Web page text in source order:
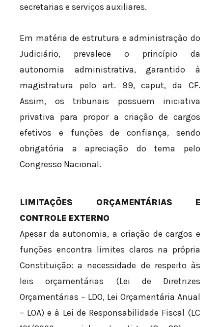
secretarias e serviços auxiliares.
Em matéria de estrutura e administração do
Judiciário, prevalece o princípio da
autonomia administrativa, garantido à
magistratura pelo art. 99, caput, da CF.
Assim, os tribunais possuem iniciativa
privativa para propor a criação de cargos
efetivos e funções de confiança, sendo
obrigatória a apreciação do tema pelo
Congresso Nacional.
LIMITAÇÕES ORÇAMENTÁRIAS E
CONTROLE EXTERNO
Apesar da autonomia, a criação de cargos e
funções encontra limites claros na própria
Constituição: a necessidade de respeito às
leis orçamentárias (Lei de Diretrizes
Orçamentárias – LDO, Lei Orçamentária Anual
– LOA) e à Lei de Responsabilidade Fiscal (LC